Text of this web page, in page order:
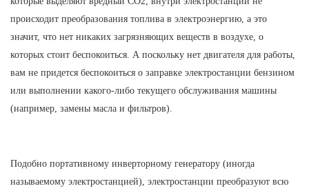
происходит преобразования топлива в электроэнергию, а это
значит, что нет никаких загрязняющих веществ в воздухе, о
которых стоит беспокоиться. А поскольку нет двигателя для работы,
вам не придется беспокоиться о заправке электростанции бензином
или выполнении какого-либо текущего обслуживания машины
(например, замены масла и фильтров).
Подобно портативному инверторному генератору (иногда
называемому электростанцией), электростанции преобразуют всю